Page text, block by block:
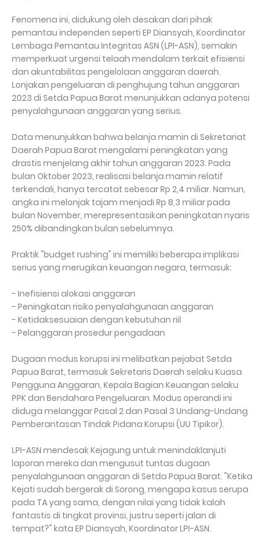
Fenomena ini, didukung oleh desakan dari pihak
pemantau independen seperti EP Diansyah, Koordinator
Lembaga Pemantau Integritas ASN (LPI-ASN), semakin
memperkuat urgensi telaah mendalam terkait efisiensi
dan akuntabilitas pengelolaan anggaran daerah.
Lonjakan pengeluaran di penghujung tahun anggaran
2023 di Setda Papua Barat menunjukkan adanya potensi
penyalahgunaan anggaran yang serius.
Data menunjukkan bahwa belanja mamin di Sekretariat
Daerah Papua Barat mengalami peningkatan yang
drastis menjelang akhir tahun anggaran 2023. Pada
bulan Oktober 2023, realisasi belanja mamin relatif
terkendali, hanya tercatat sebesar Rp 2,4 miliar. Namun,
angka ini melonjak tajam menjadi Rp 8,3 miliar pada
bulan November, merepresentasikan peningkatan nyaris
250% dibandingkan bulan sebelumnya.
Praktik "budget rushing" ini memiliki beberapa implikasi
serius yang merugikan keuangan negara, termasuk:
- Inefisiensi alokasi anggaran
- Peningkatan risiko penyalahgunaan anggaran
- Ketidaksesuaian dengan kebutuhan riil
- Pelanggaran prosedur pengadaan
Dugaan modus korupsi ini melibatkan pejabat Setda
Papua Barat, termasuk Sekretaris Daerah selaku Kuasa
Pengguna Anggaran, Kepala Bagian Keuangan selaku
PPK dan Bendahara Pengeluaran. Modus operandi ini
diduga melanggar Pasal 2 dan Pasal 3 Undang-Undang
Pemberantasan Tindak Pidana Korupsi (UU Tipikor).
LPI-ASN mendesak Kejagung untuk menindaklanjuti
laporan mereka dan mengusut tuntas dugaan
penyalahgunaan anggaran di Setda Papua Barat. "Ketika
Kejati sudah bergerak di Sorong, mengapa kasus serupa
pada TA yang sama, dengan nilai yang tidak kalah
fantastis di tingkat provinsi, justru seperti jalan di
tempat?" kata EP Diansyah, Koordinator LPI-ASN.